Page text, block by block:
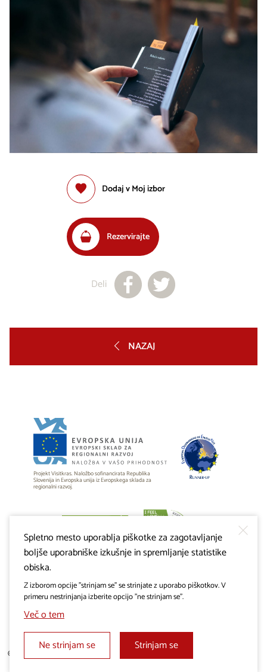
Dodaj v Moj izbor
Rezervirajte
Deli
NAZAJ
Projekt Visitkras. Naložbo sofinancirata Republika
Slovenija in Evropska unija iz Evropskega sklada za
regionalni razvoj.
© 2019 - 2026 visitkras.info. Vse pravice pridržane.
Spletno mesto uporablja piškotke za zagotavljanje
boljše uporabniške izkušnje in spremljanje statistike
obiska.
Z izborom opcije "strinjam se" se strinjate z uporabo piškotkov. V
primeru nestrinjanja izberite opcijo "ne strinjam se".
Več o tem
Ne strinjam se
Strinjam se